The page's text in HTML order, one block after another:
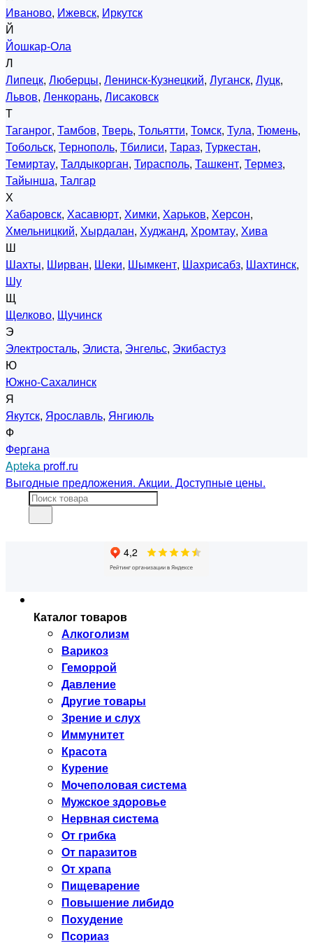
Иваново, Ижевск, Иркутск
Й
Йошкар-Ола
Л
Липецк, Люберцы, Ленинск-Кузнецкий, Луганск, Луцк,
Львов, Ленкорань, Лисаковск
Т
Таганрог, Тамбов, Тверь, Тольятти, Томск, Тула, Тюмень,
Тобольск, Тернополь, Тбилиси, Тараз, Туркестан,
Темиртау, Талдыкорган, Тирасполь, Ташкент, Термез,
Тайынша, Талгар
Х
Хабаровск, Хасавюрт, Химки, Харьков, Херсон,
Хмельницкий, Хырдалан, Худжанд, Хромтау, Хива
Ш
Шахты, Ширван, Шеки, Шымкент, Шахрисабз, Шахтинск,
Шу
Щ
Щелково, Щучинск
Э
Электросталь, Элиста, Энгельс, Экибастуз
Ю
Южно-Сахалинск
Я
Якутск, Ярославль, Янгиюль
Ф
Фергана
Aptekaproff.ru
Выгодные предложения. Акции. Доступные цены.
Каталог товаров
Алкоголизм
Варикоз
Геморрой
Давление
Другие товары
Зрение и слух
Иммунитет
Красота
Курение
Мочеполовая система
Мужское здоровье
Нервная система
От грибка
От паразитов
От храпа
Пищеварение
Повышение либидо
Похудение
Псориаз